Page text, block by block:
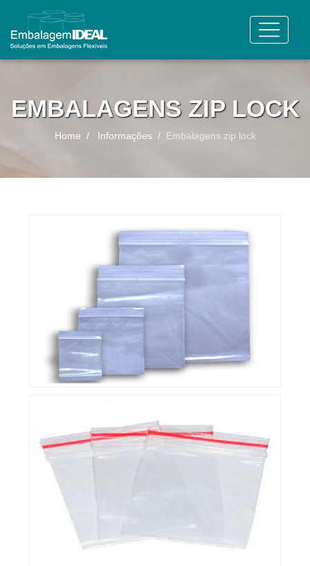
EMBALAGENS ZIP LOCK
Home Informações Embalagens zip lock